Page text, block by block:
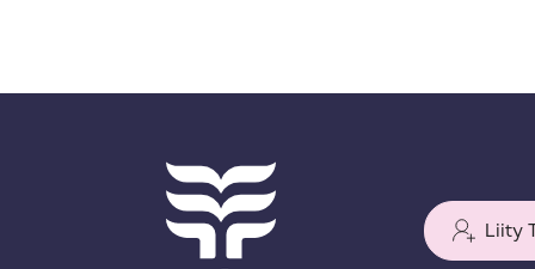
Liity